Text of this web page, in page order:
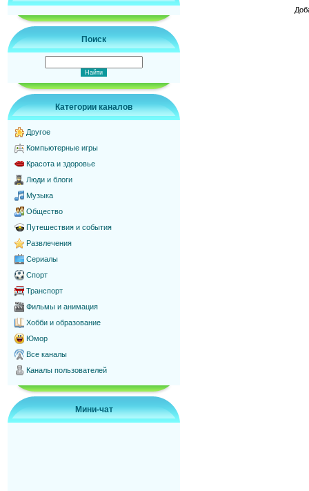
Поиск
Категории каналов
Другое
Компьютерные игры
Красота и здоровье
Люди и блоги
Музыка
Общество
Путешествия и события
Развлечения
Сериалы
Спорт
Транспорт
Фильмы и анимация
Хобби и образование
Юмор
Все каналы
Каналы пользователей
Мини-чат